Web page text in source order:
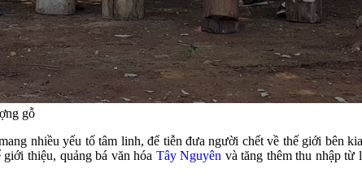
gỗ
nhiều yếu tố tâm linh, để tiễn đưa người chết về thế giới bên
thiệu, quảng bá văn hóa Tây Nguyên và tăng thêm thu nhập từ